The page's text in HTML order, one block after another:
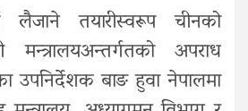
लैजाने तयारीस्वरूप चीनको
अपराध
उपनिर्देशक बाङ हुवा नेपालमा